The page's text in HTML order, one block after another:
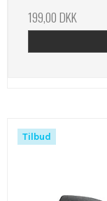
199,00 DKK
Tilbud